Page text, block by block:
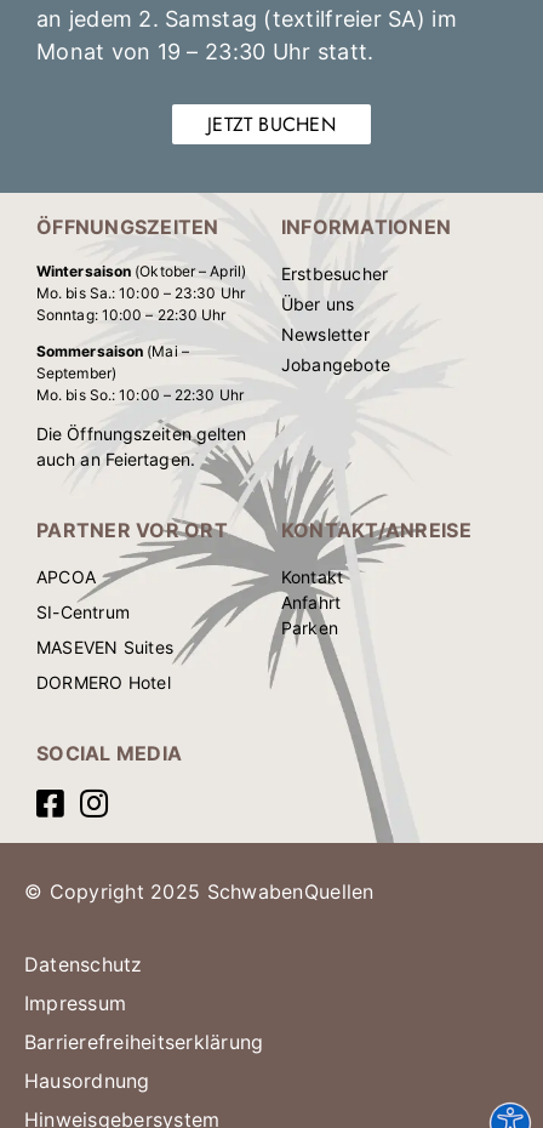
an jedem 2. Samstag (textilfreier SA) im
Monat von 19 – 23:30 Uhr statt.
JETZT BUCHEN
ÖFFNUNGSZEITEN
Wintersaison (Oktober – April)
Mo. bis Sa.: 10:00 – 23:30 Uhr
Sonntag: 10:00 – 22:30 Uhr
Sommersaison (Mai –
September)
Mo. bis So.: 10:00 – 22:30 Uhr
Die Öffnungszeiten gelten
auch an Feiertagen.
INFORMATIONEN
Erstbesucher
Über uns
Newsletter
Jobangebote
PARTNER VOR ORT
APCOA
SI-Centrum
MASEVEN Suites
DORMERO Hotel
KONTAKT/ANREISE
Kontakt
Anfahrt
Parken
SOCIAL MEDIA
© Copyright 2025 SchwabenQuellen
Datenschutz
Impressum
Barrierefreiheitserklärung
Hausordnung
Hinweisgebersystem